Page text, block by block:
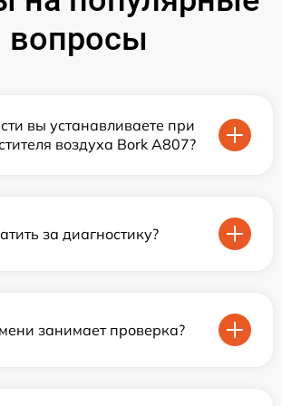
вопросы
вы устанавливаете при
воздуха Bork А807?
за диагностику?
занимает проверка?